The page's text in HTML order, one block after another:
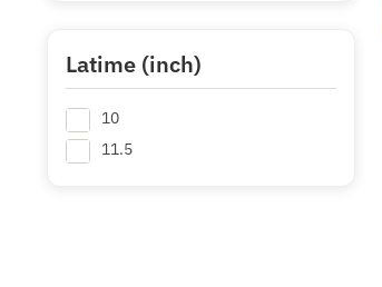
Latime (inch)
10
11.5